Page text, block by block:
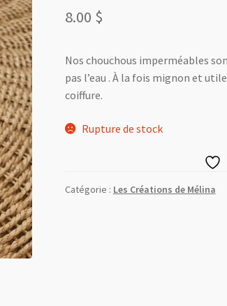
8.00 $
Nos chouchous imperméables
pas l’eau . À la fois mignon et
coiffure.
Rupture de stock
Catégorie : Les Créations de Mélina